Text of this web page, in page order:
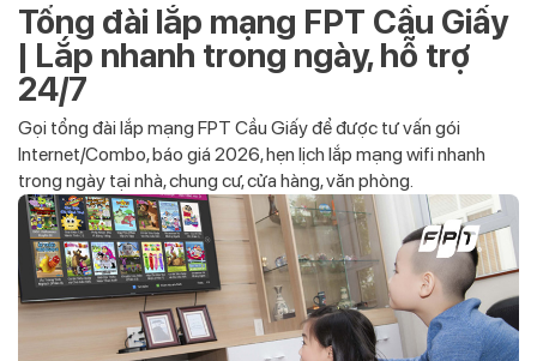
Tổng đài lắp mạng FPT Cầu Giấy
| Lắp nhanh trong ngày, hỗ trợ
24/7
Gọi tổng đài lắp mạng FPT Cầu Giấy để được tư vấn gói
Internet/Combo, báo giá 2026, hẹn lịch lắp mạng wifi nhanh
trong ngày tại nhà, chung cư, cửa hàng, văn phòng.